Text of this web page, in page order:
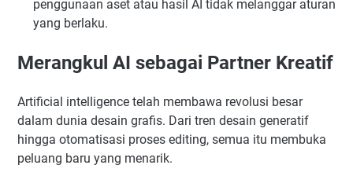
penggunaan aset atau hasil AI tidak melanggar aturan
yang berlaku.
Merangkul AI sebagai Partner Kreatif
Artificial intelligence telah membawa revolusi besar
dalam dunia desain grafis. Dari tren desain generatif
hingga otomatisasi proses editing, semua itu membuka
peluang baru yang menarik.